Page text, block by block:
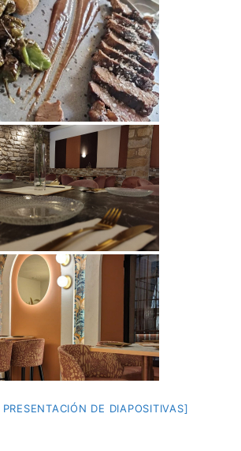
DE DIAPOSITIVAS]